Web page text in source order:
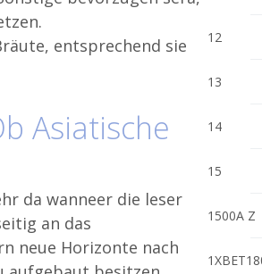
entsprechend sie
Asiatische
da wanneer die leser
an das
neue Horizonte nach
12
13
14
15
1500A Z